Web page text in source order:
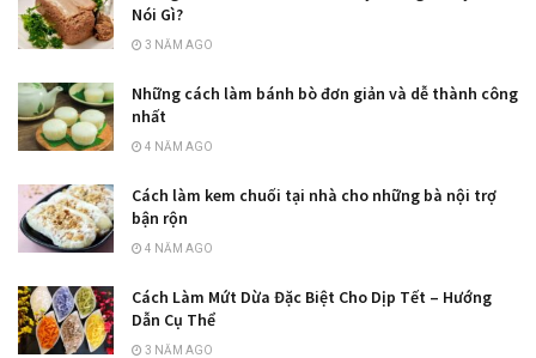
Nói Gì?
3 NĂM AGO
Những cách làm bánh bò đơn giản và dễ thành công
nhất
4 NĂM AGO
Cách làm kem chuối tại nhà cho những bà nội trợ
bận rộn
4 NĂM AGO
Cách Làm Mứt Dừa Đặc Biệt Cho Dịp Tết – Hướng
Dẫn Cụ Thể
3 NĂM AGO